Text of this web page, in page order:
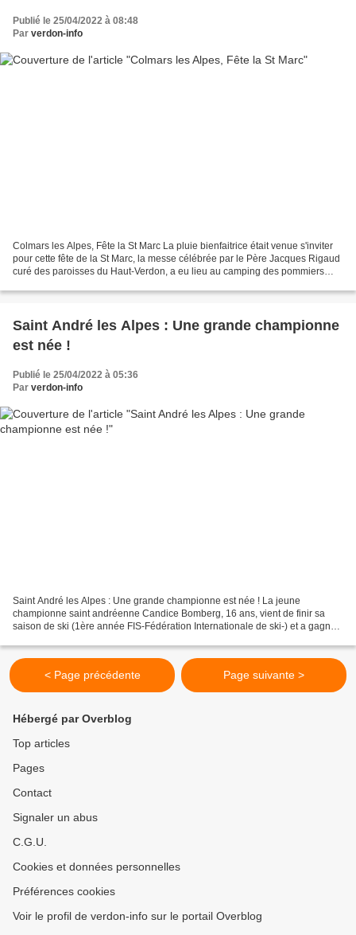
Publié le 25/04/2022 à 08:48
Par verdon-info
Colmars les Alpes, Fête la St Marc La pluie bienfaitrice était venue s'inviter
pour cette fête de la St Marc, la messe célébrée par le Père Jacques Rigaud
curé des paroisses du Haut-Verdon, a eu lieu au camping des pommiers
Saint André les Alpes : Une grande championne
est née !
Publié le 25/04/2022 à 05:36
Par verdon-info
Saint André les Alpes : Une grande championne est née ! La jeune
championne saint andréenne Candice Bomberg, 16 ans, vient de finir sa
saison de ski (1ère année FIS-Fédération Internationale de ski-) et a gagné
< Page précédente Page suivante >
Hébergé par Overblog
Top articles
Pages
Contact
Signaler un abus
C.G.U.
Cookies et données personnelles
Préférences cookies
Voir le profil de verdon-info sur le portail Overblog